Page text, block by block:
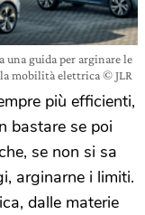
una guida per arginare le
mobilità elettrica © JLR
più efficienti,
bastare se poi
se non si sa
arginarne i limiti.
dalle materie